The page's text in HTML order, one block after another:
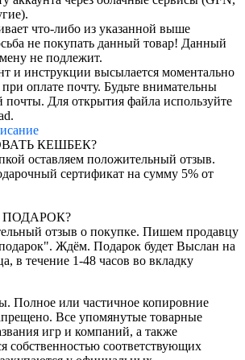
что-либо из указанной выше
не покупать данный товар! Данный
не подлежит.
и инструкции высылается моментально
оплате почту. Будьте внимательны
почты. Для открытия файла используйте
КЕШБЕК?
оставляем положительный отзыв.
сертификат на сумму 5% от
ПОДАРОК?
отзыв о покупке. Пишем продавцу
Ждём. Подарок будет Выслан на
в течение 1-48 часов во вкладку
Полное или частичное копировние
Все упомянутые товарные
игр и компаний, а также
собственностью соответствующих